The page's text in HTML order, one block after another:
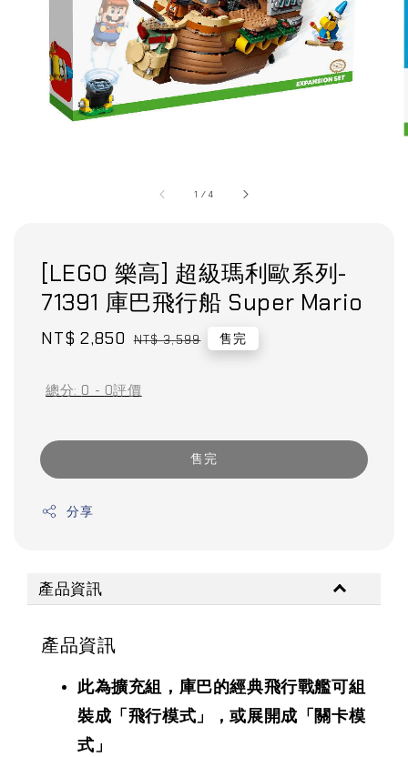
1 /4
[LEGO 樂高] 超級瑪利歐系列-
71391 庫巴飛行船 Super Mario
Sale
NT$ 2,850 Regular
NT$ 3,599 售完
總分: 0 - 0評價
售完
分享
產品資訊
產品資訊
此為擴充組，庫巴的經典飛行戰艦可組
裝成「飛行模式」，或展開成「關卡模
式」